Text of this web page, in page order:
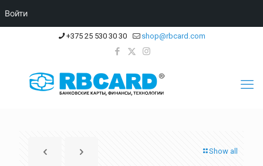
+375 25 530 30 30 shop@rbcard.com
Show all
Войти